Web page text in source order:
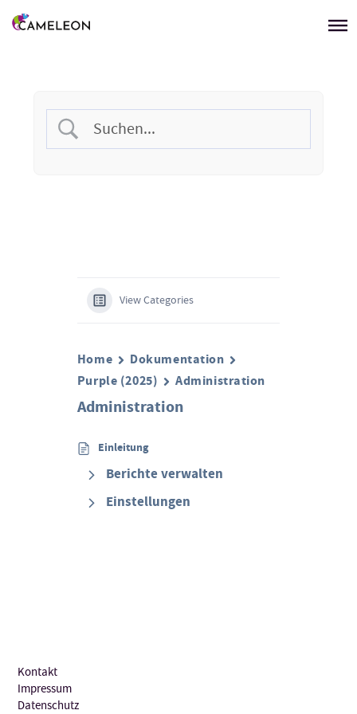
View Categories
Home
Dokumentation
Purple (2025)
Administration
Administration
Einleitung
Berichte verwalten
Einstellungen
Kontakt
Impressum
Datenschutz